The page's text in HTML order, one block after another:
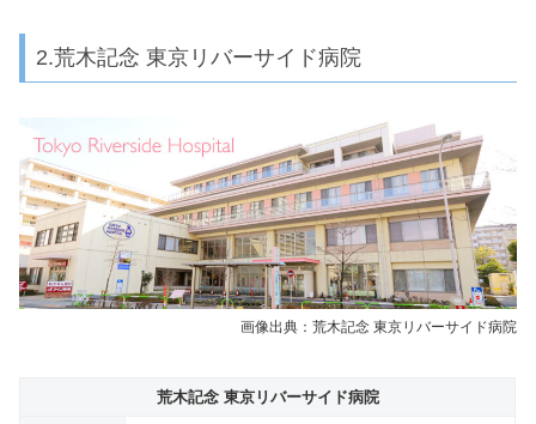
2.荒木記念 東京リバーサイド病院
画像出典：荒木記念 東京リバーサイド病院
荒木記念 東京リバーサイド病院